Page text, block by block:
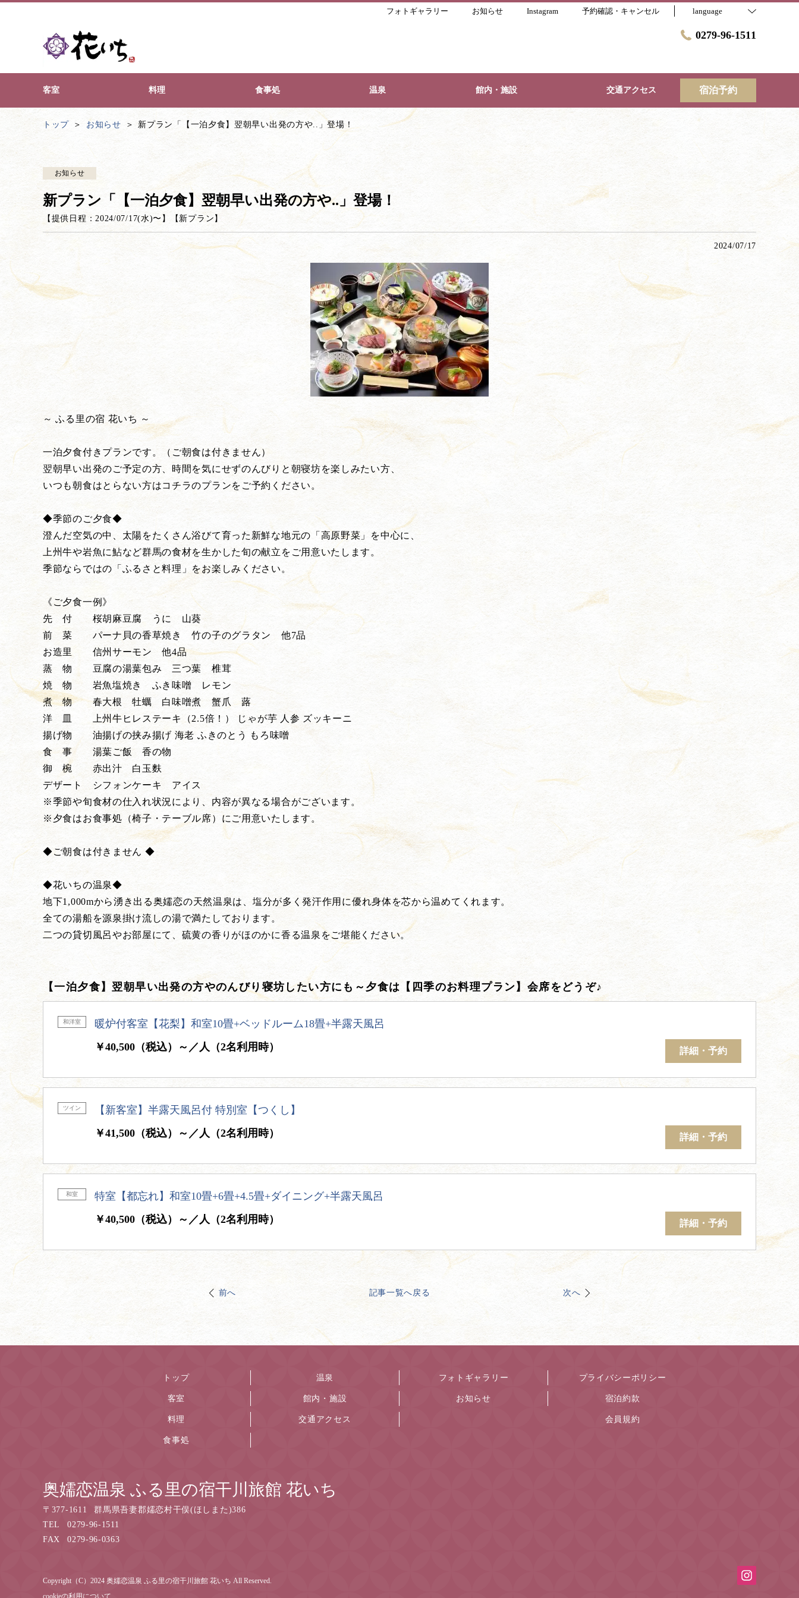
フォトギャラリー お知らせ Instagram 予約確認・キャンセル language
0279-96-1511
客室 料理 食事処 温泉 館内・施設 交通アクセス 宿泊予約
トップ お知らせ 新プラン「【一泊夕食】翌朝早い出発の方や..」登場！
お知らせ
新プラン「【一泊夕食】翌朝早い出発の方や..」登場！
【提供日程：2024/07/17(水)〜】 【 新プラン 】
2024/07/17
～ ふる里の宿 花いち ～
一泊夕食付きプランです。（ご朝食は付きません）
翌朝早い出発のご予定の方、時間を気にせずのんびりと朝寝坊を楽しみたい方、
いつも朝食はとらない方はコチラのプランをご予約ください。
◆季節のご夕食◆
澄んだ空気の中、太陽をたくさん浴びて育った新鮮な地元の「高原野菜」を中心に、
上州牛や岩魚に鮎など群馬の食材を生かした旬の献立をご用意いたします。
季節ならではの「ふるさと料理」をお楽しみください。
《ご夕食一例》
先 付 桜胡麻豆腐 うに 山葵
前 菜 パーナ貝の香草焼き 竹の子のグラタン 他7品
お造里 信州サーモン 他4品
蒸 物 豆腐の湯葉包み 三つ葉 椎茸
焼 物 岩魚塩焼き ふき味噌 レモン
煮 物 春大根 牡蠣 白味噌煮 蟹爪 蕗
洋 皿 上州牛ヒレステーキ（2.5倍！） じゃが芋 人参 ズッキーニ
揚げ物 油揚げの挟み揚げ 海老 ふきのとう もろ味噌
食 事 湯葉ご飯 香の物
御 椀 赤出汁 白玉麩
デザート シフォンケーキ アイス
※季節や旬食材の仕入れ状況により、内容が異なる場合がございます。
※夕食はお食事処（椅子・テーブル席）にご用意いたします。
◆ご朝食は付きません ◆
◆花いちの温泉◆
地下1,000mから湧き出る奥嬬恋の天然温泉は、塩分が多く発汗作用に優れ身体を芯から温めてくれます。
全ての湯船を源泉掛け流しの湯で満たしております。
二つの貸切風呂やお部屋にて、硫黄の香りがほのかに香る温泉をご堪能ください。
【一泊夕食】翌朝早い出発の方やのんびり寝坊したい方にも～夕食は【四季のお料理プラン】会席をどうぞ♪
和洋室
暖炉付客室【花梨】和室10畳+ベッドルーム18畳+半露天風呂
￥40,500（税込）～／人（2名利用時）
詳細・予約
ツイン
【新客室】半露天風呂付 特別室【つくし】
￥41,500（税込）～／人（2名利用時）
詳細・予約
和室
特室【都忘れ】和室10畳+6畳+4.5畳+ダイニング+半露天風呂
￥40,500（税込）～／人（2名利用時）
詳細・予約
前へ 記事一覧へ戻る 次へ
トップ
客室
料理
食事処
温泉
館内・施設
交通アクセス
フォトギャラリー
お知らせ
プライバシーポリシー
宿泊約款
会員規約
奥嬬恋温泉 ふる里の宿干川旅館 花いち
〒 377-1611
群馬県吾妻郡嬬恋村干俣(ほしまた)386
TEL
0279-96-1511
FAX
0279-96-0363
Copyright（C）2024 奥嬬恋温泉 ふる里の宿干川旅館 花いち All Reserved.
cookieの利用について